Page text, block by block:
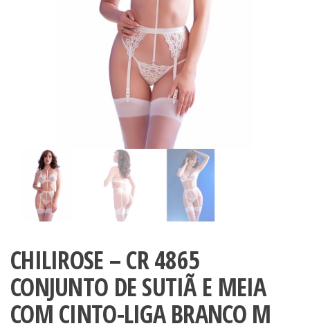
CHILIROSE – CR 4865
CONJUNTO DE SUTIÃ E MEIA
COM CINTO-LIGA BRANCO M